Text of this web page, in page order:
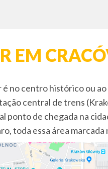
EM
é no centro histórico ou
central de trens
ponto de chegada na
toda essa área marcada